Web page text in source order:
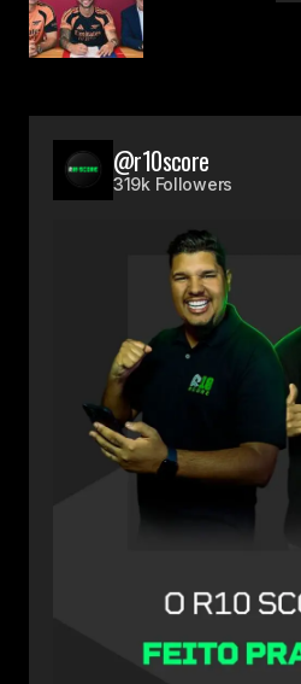
@r10score
319k Followers